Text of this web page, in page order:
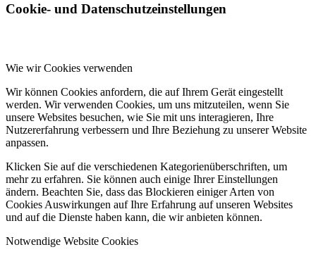
Cookie- und Datenschutzeinstellungen
Wie wir Cookies verwenden
Wir können Cookies anfordern, die auf Ihrem Gerät eingestellt
werden. Wir verwenden Cookies, um uns mitzuteilen, wenn Sie
unsere Websites besuchen, wie Sie mit uns interagieren, Ihre
Nutzererfahrung verbessern und Ihre Beziehung zu unserer Website
anpassen.
Klicken Sie auf die verschiedenen Kategorienüberschriften, um
mehr zu erfahren. Sie können auch einige Ihrer Einstellungen
ändern. Beachten Sie, dass das Blockieren einiger Arten von
Cookies Auswirkungen auf Ihre Erfahrung auf unseren Websites
und auf die Dienste haben kann, die wir anbieten können.
Notwendige Website Cookies